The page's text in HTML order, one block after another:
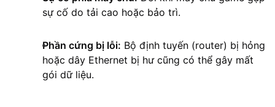
sự cố do tải cao hoặc bảo trì.
Phần cứng bị lỗi: Bộ định tuyến (router) bị hỏng
hoặc dây Ethernet bị hư cũng có thể gây mất
gói dữ liệu.